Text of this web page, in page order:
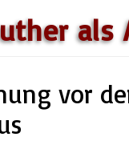
als
vor